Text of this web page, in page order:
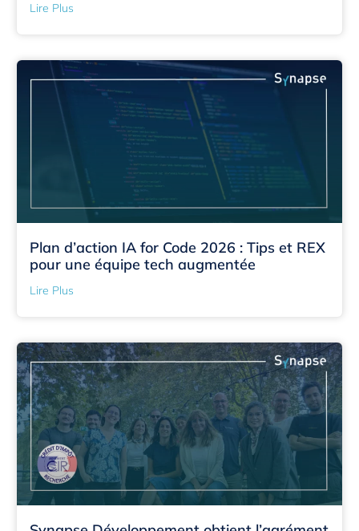
Lire Plus
Plan d’action IA for Code 2026 : Tips et REX
pour une équipe tech augmentée
Lire Plus